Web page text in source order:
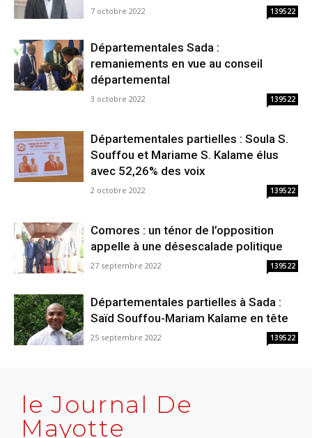
7 octobre 2022 139522
Départementales Sada :
remaniements en vue au conseil
départemental
3 octobre 2022 139522
Départementales partielles : Soula S.
Souffou et Mariame S. Kalame élus
avec 52,26% des voix
2 octobre 2022 139522
Comores : un ténor de l’opposition
appelle à une désescalade politique
27 septembre 2022 139522
Départementales partielles à Sada :
Saïd Souffou-Mariam Kalame en tête
25 septembre 2022 139522
le Journal De
Mayotte